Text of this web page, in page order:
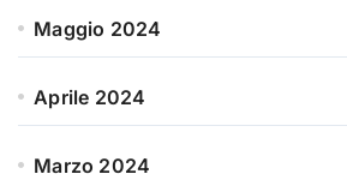
Maggio 2024
Aprile 2024
Marzo 2024